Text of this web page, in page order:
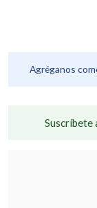
Agréganos
Suscríbete